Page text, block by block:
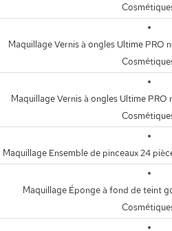
Maquillage Vernis à ongles Ultime PRO
Maquillage Vernis à ongles Ultime PRO
Maquillage Ensemble de pinceaux 24
Maquillage Éponge à fond de teint